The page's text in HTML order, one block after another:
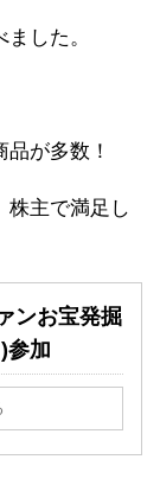
した。
が多数！
株主で満足し
ンお宝発掘
参加